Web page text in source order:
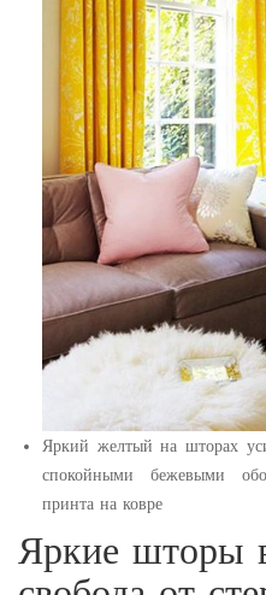
Яркий желтый на шторах
спокойными бежевыми
принта на ковре
Яркие шторы